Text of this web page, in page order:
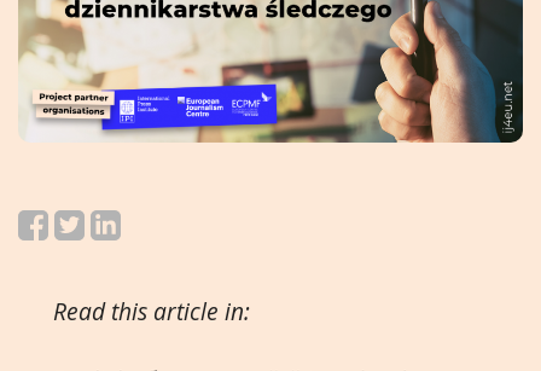
Read this article in: